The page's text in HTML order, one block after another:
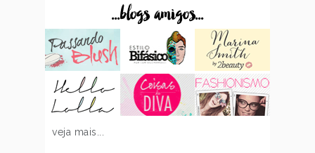
...blogs amigos...
veja mais...